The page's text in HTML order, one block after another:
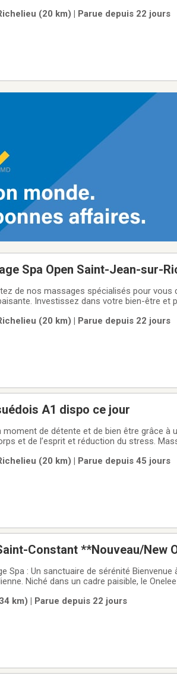
: 321 A, boulevard
(20 km) | Parue depuis 22 jours
Spa Open Saint-Jean-sur-
Investissez dans votre bien-être et
you'll wait for you.thank you !
(20 km) | Parue depuis 22 jours
A1 dispo ce jour
grâce à un massage suédois professionnel. Relaxation
et de l’esprit et réduction du stress.
à 20 h pm(20 km) | Parue depuis 45 jours
Constant **Nouveau/New
Spa : Un sanctuaire de sérénité
Niché dans un cadre paisible, le
à des
km) | Parue depuis 22 jours